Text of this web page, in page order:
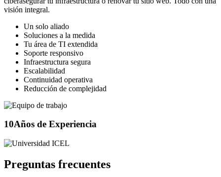
visión integral.
Un solo aliado
Soluciones a la medida
Tu área de TI extendida
Soporte responsivo
Infraestructura segura
Escalabilidad
Continuidad operativa
Reducción de complejidad
10Años de Experiencia
Preguntas frecuentes